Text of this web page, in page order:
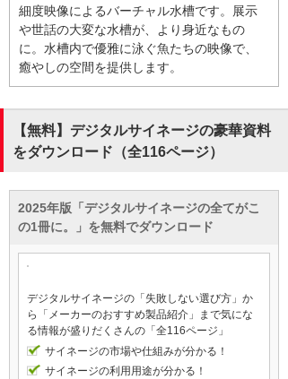
細度映像によるバーチャル水槽です。展示
や世話の大変な水槽が、より身近なもの
に。水槽内で優雅に泳ぐ魚たちの映像で、
癒やしの空間を提供します。
【無料】デジタルサイネージの豪華資料
をダウンロード（全116ページ）
2025年版「デジタルサイネージの全てがこ
の1冊に。」を無料でダウンロード
デジタルサイネージの「失敗しない選び方」か
ら「メーカーのおすすめ製品紹介」まで気にな
る情報が盛りだくさんの「全116ページ」
サイネージの市場や仕組みが分かる！
サイネージの利用用途が分かる！